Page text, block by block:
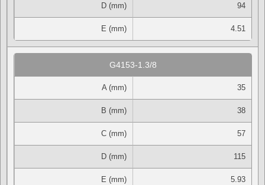
D (mm) 94
E (mm) 4.51
G4153-1.3/8
A (mm) 35
B (mm) 38
C (mm) 57
D (mm) 115
E (mm) 5.93